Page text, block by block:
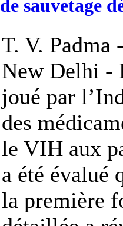
de sauvetage
T. V. Padma
New Delhi -
joué par
des
le VIH aux
a été évalué
la première